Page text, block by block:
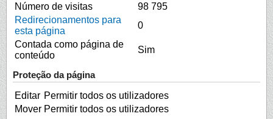
Número de visitas
98 795
Redirecionamentos para
esta página
0
Contada como página de
conteúdo
Sim
Proteção da página
Editar Permitir todos os utilizadores
Mover Permitir todos os utilizadores